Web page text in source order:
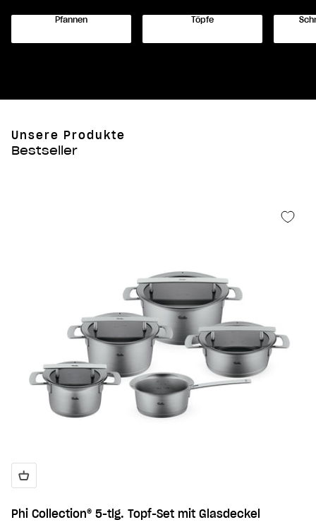
Pfannen Töpfe
Unsere Produkte
Bestseller
Phi Collection® 5-tlg. Topf-Set mit Glasdeckel